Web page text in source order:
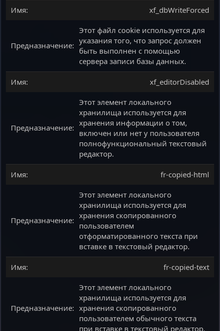
xf_dbWriteForced
Этот файл cookie используется для
указания того, что запрос должен
быть выполнен с помощью
сервера записи базы данных.
xf_editorDisabled
Этот элемент локального
хранилища используется для
хранения информации о том,
включен или нет у пользователя
полнофункциональный текстовый
редактор.
fr-copied-html
Этот элемент локального
хранилища используется для
хранения скопированного
пользователем
отформатированного текста при
вставке в текстовый редактор.
fr-copied-text
Этот элемент локального
хранилища используется для
хранения скопированного
пользователем обычного текста
при вставке в текстовый редактор.